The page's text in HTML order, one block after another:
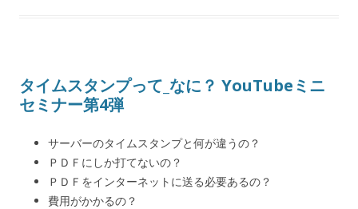
タイムスタンプって_なに？ YouTubeミニ
セミナー第4弾
サーバーのタイムスタンプと何が違うの？
ＰＤＦにしか打てないの？
ＰＤＦをインターネットに送る必要あるの？
費用がかかるの？